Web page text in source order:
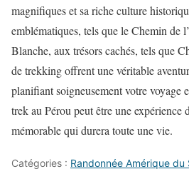
magnifiques et sa riche culture
emblématiques, tels que le Chemin de
Blanche, aux trésors cachés, tels que
de trekking offrent une véritable
planifiant soigneusement votre voyage
trek au Pérou peut être une expérience
mémorable qui durera toute une vie.
Catégories : Randonnée Amérique du